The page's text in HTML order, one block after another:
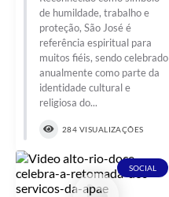
de humildade, trabalho e
proteção, São José é
referência espiritual para
muitos fiéis, sendo celebrado
anualmente como parte da
identidade cultural e
religiosa do...
284 VISUALIZAÇÕES
SOCIAL